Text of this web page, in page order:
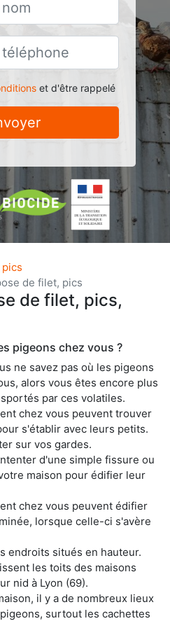
et d'être rappelé
de filet, pics
de filet, pics,
pigeons chez vous ?
ne savez pas où les pigeons
alors vous êtes encore plus
par ces volatiles.
chez vous peuvent trouver
s'établir avec leurs petits.
sur vos gardes.
d'une simple fissure ou
maison pour édifier leur
chez vous peuvent édifier
lorsque celle-ci s'avère
endroits situés en hauteur.
les toits des maisons
nid à Lyon (69).
il y a de nombreux lieux
surtout les cachettes